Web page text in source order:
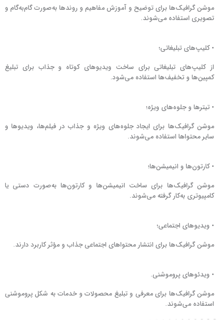
موشن گرافیک‌ها برای توضیح و آموزش مفاهیم و روندها به‌صورت گام‌به‌گام و
تصویری استفاده می‌شوند.
• کلیپ‌های تبلیغاتی؛
از کلیپ‌های تبلیغاتی برای ساخت ویدیوهای کوتاه و جذاب برای تبلیغ
کمپین‌ها و تخفیف‌ها استفاده می‌شود.
• تیترها و جلوه‌های ویژه؛
موشن گرافیک‌ها برای ایجاد جلوه‌های ویژه و جذاب در فیلم‌ها، ویدیوها و
سایر محتواها استفاده می‌شوند.
• کارتون‌ها و انیمیشن‌ها؛
موشن گرافیک‌ها برای ساخت انیمیشن‌ها و کارتون‌ها به‌صورت دستی یا
کامپیوتری به‌کار گرفته می‌شوند.
• ویدیوهای اجتماعی؛
موشن گرافیک‌ها برای انتشار محتواهای اجتماعی جذاب و مؤثر کاربرد دارند.
• ویدئوهای پروموشنی.
موشن گرافیک‌ها برای معرفی و تبلیغ محصولات و خدمات به شکل پروموشنی
استفاده می‌شوند.